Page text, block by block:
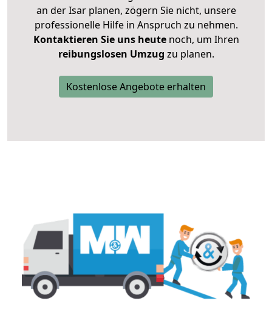
an der Isar planen, zögern Sie nicht, unsere
professionelle Hilfe in Anspruch zu nehmen.
Kontaktieren Sie uns heutenoch, um Ihren
reibungslosen Umzug zu planen.
Kostenlose Angebote erhalten